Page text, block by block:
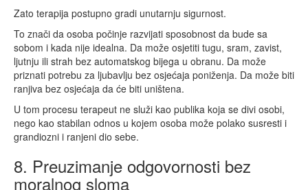
Zato terapija postupno gradi unutarnju sigurnost.
To znači da osoba počinje razvijati sposobnost da bude sa
sobom i kada nije idealna. Da može osjetiti tugu, sram, zavist,
ljutnju ili strah bez automatskog bijega u obranu. Da može
priznati potrebu za ljubavlju bez osjećaja poniženja. Da može biti
ranjiva bez osjećaja da će biti uništena.
U tom procesu terapeut ne služi kao publika koja se divi osobi,
nego kao stabilan odnos u kojem osoba može polako susresti i
grandiozni i ranjeni dio sebe.
8. Preuzimanje odgovornosti bez
moralnog sloma